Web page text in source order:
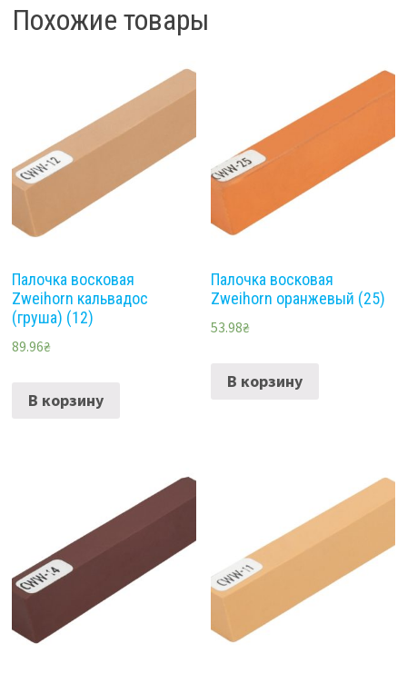
Похожие товары
Палочка восковая
Zweihorn кальвадос
(груша) (12)
89.96₴
В корзину
Палочка восковая
Zweihorn оранжевый (25)
53.98₴
В корзину